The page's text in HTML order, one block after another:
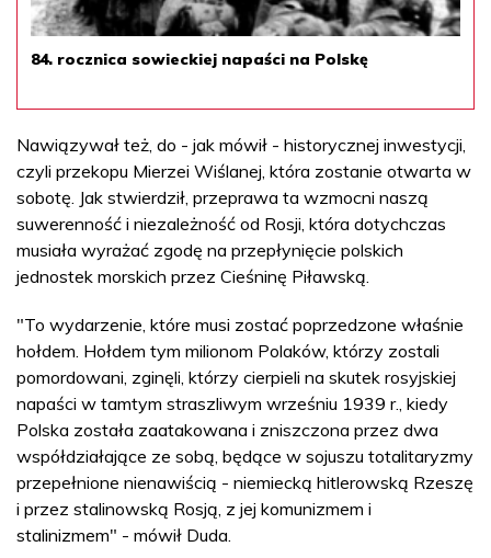
84. rocznica sowieckiej napaści na Polskę
Nawiązywał też, do - jak mówił - historycznej inwestycji,
czyli przekopu Mierzei Wiślanej, która zostanie otwarta w
sobotę. Jak stwierdził, przeprawa ta wzmocni naszą
suwerenność i niezależność od Rosji, która dotychczas
musiała wyrażać zgodę na przepłynięcie polskich
jednostek morskich przez Cieśninę Piławską.
"To wydarzenie, które musi zostać poprzedzone właśnie
hołdem. Hołdem tym milionom Polaków, którzy zostali
pomordowani, zginęli, którzy cierpieli na skutek rosyjskiej
napaści w tamtym straszliwym wrześniu 1939 r., kiedy
Polska została zaatakowana i zniszczona przez dwa
współdziałające ze sobą, będące w sojuszu totalitaryzmy
przepełnione nienawiścią - niemiecką hitlerowską Rzeszę
i przez stalinowską Rosją, z jej komunizmem i
stalinizmem" - mówił Duda.